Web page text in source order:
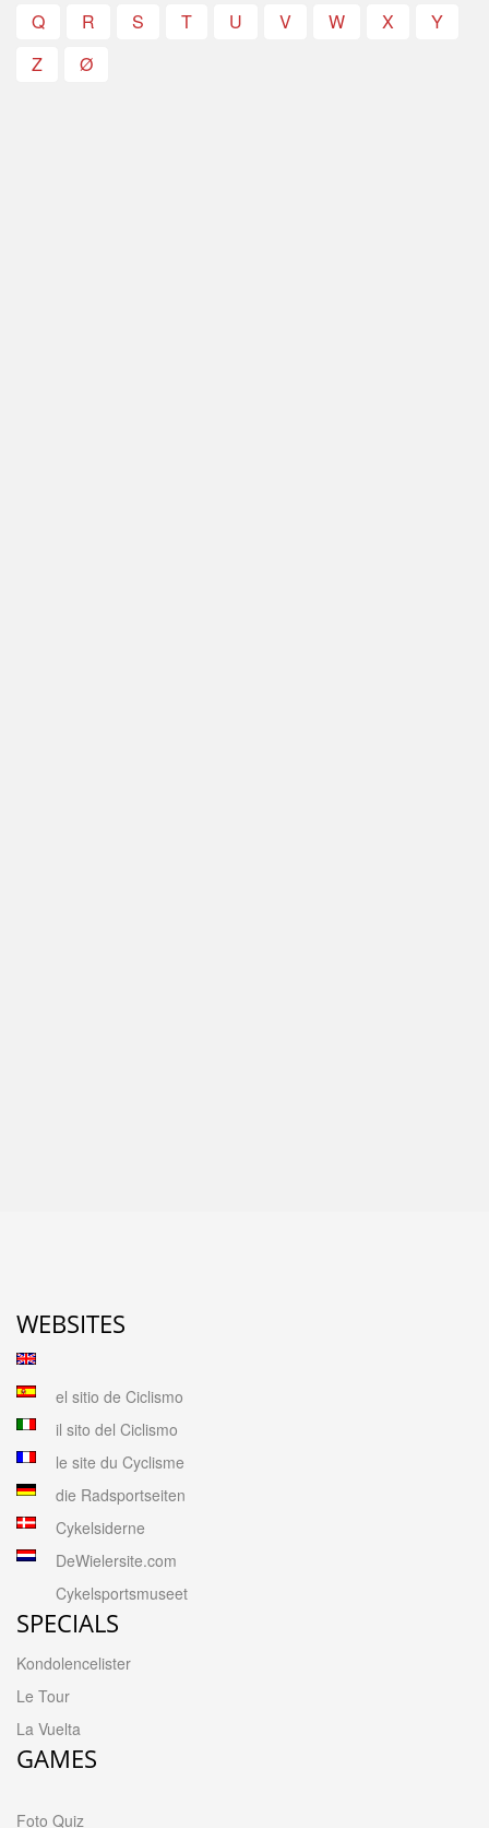
Q
R S T U V W X
Y
Z
Ø
WEBSITES
el sitio de Ciclismo
il sito del Ciclismo
le site du Cyclisme
die Radsportseiten
Cykelsiderne
DeWielersite.com
Cykelsportsmuseet
SPECIALS
Kondolencelister
Le Tour
La Vuelta
GAMES
Foto Quiz